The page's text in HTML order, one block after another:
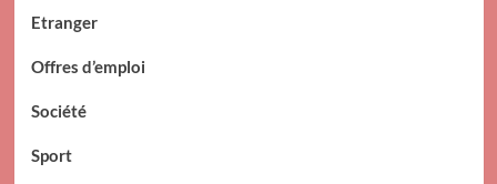
Etranger
Offres d’emploi
Société
Sport